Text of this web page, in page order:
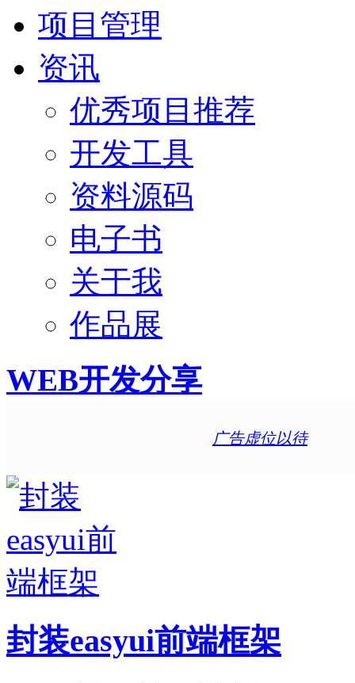
项目管理
资讯
优秀项目推荐
开发工具
资料源码
电子书
关于我
作品展
WEB开发分享
广告虚位以待
封装easyui前端框架